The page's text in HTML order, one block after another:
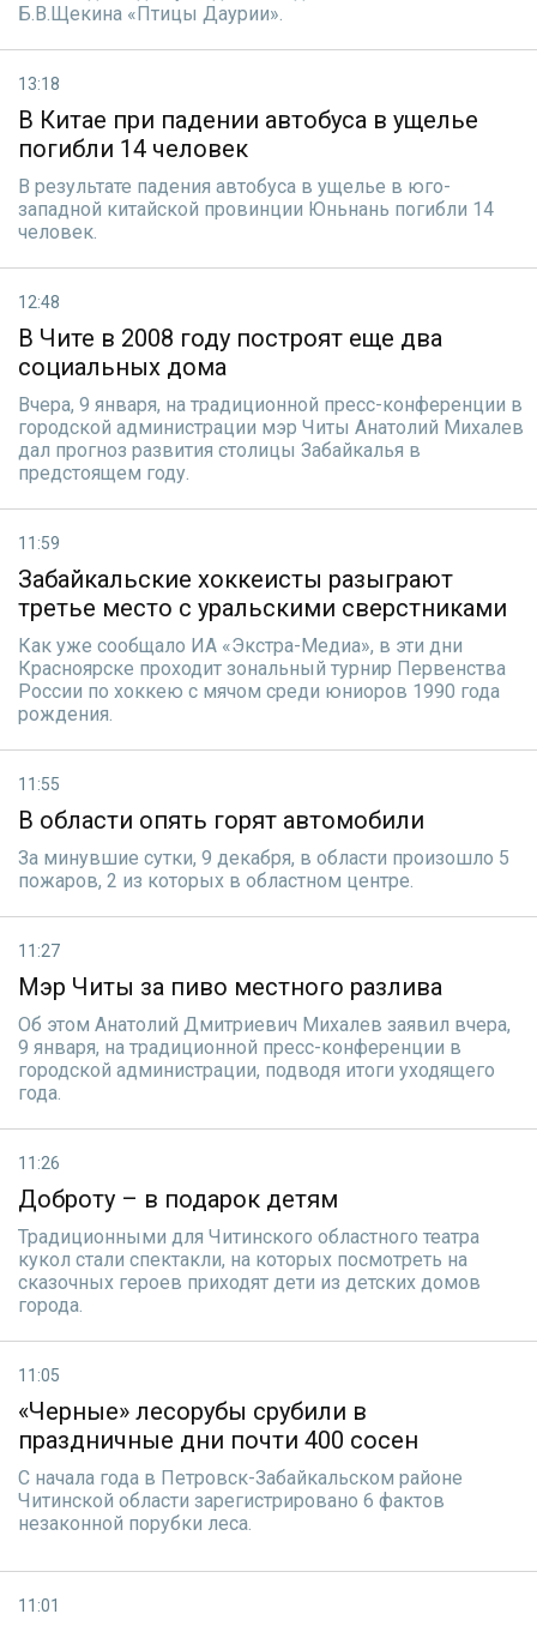
Б.В.Щекина «Птицы Даурии».
13:18
В Китае при падении автобуса в ущелье
погибли 14 человек
В результате падения автобуса в ущелье в юго-
западной китайской провинции Юньнань погибли 14
человек.
12:48
В Чите в 2008 году построят еще два
социальных дома
Вчера, 9 января, на традиционной пресс-конференции в
городской администрации мэр Читы Анатолий Михалев
дал прогноз развития столицы Забайкалья в
предстоящем году.
11:59
Забайкальские хоккеисты разыграют
третье место с уральскими сверстниками
Как уже сообщало ИА «Экстра-Медиа», в эти дни
Красноярске проходит зональный турнир Первенства
России по хоккею с мячом среди юниоров 1990 года
рождения.
11:55
В области опять горят автомобили
За минувшие сутки, 9 декабря, в области произошло 5
пожаров, 2 из которых в областном центре.
11:27
Мэр Читы за пиво местного разлива
Об этом Анатолий Дмитриевич Михалев заявил вчера,
9 января, на традиционной пресс-конференции в
городской администрации, подводя итоги уходящего
года.
11:26
Доброту – в подарок детям
Традиционными для Читинского областного театра
кукол стали спектакли, на которых посмотреть на
сказочных героев приходят дети из детских домов
города.
11:05
«Черные» лесорубы срубили в
праздничные дни почти 400 сосен
С начала года в Петровск-Забайкальском районе
Читинской области зарегистрировано 6 фактов
незаконной порубки леса.
11:01